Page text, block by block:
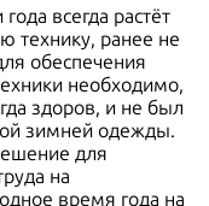
всегда растёт
технику, ранее не
обеспечения
необходимо,
здоров, и не был
зимней одежды.
для
на
время года на